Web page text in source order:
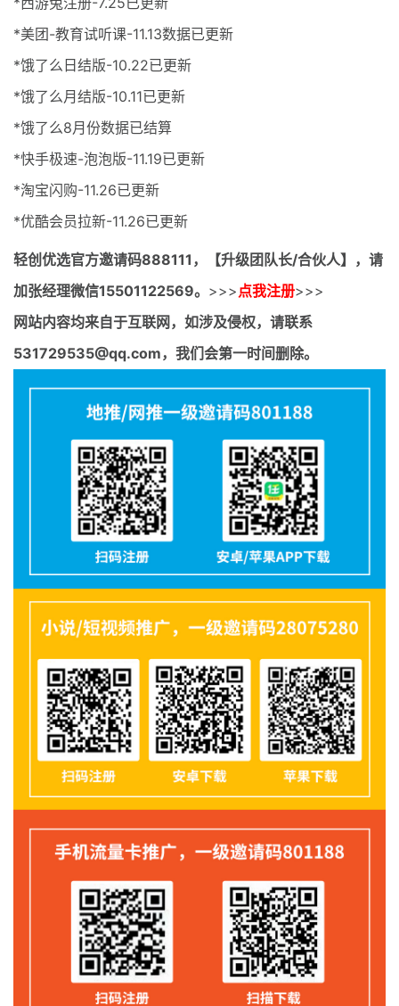
*美团-教育试听课-11.13数据已更新
*饿了么日结版-10.22已更新
*饿了么月结版-10.11已更新
*饿了么8月份数据已结算
*快手极速-泡泡版-11.19已更新
*淘宝闪购-11.26已更新
*优酷会员拉新-11.26已更新
轻创优选官方邀请码888111，【升级团队长/合伙人】，请
加张经理微信15501122569。 >>> 点我注册>>>
网站内容均来自于互联网，如涉及侵权，请联系
531729535@qq.com，我们会第一时间删除。